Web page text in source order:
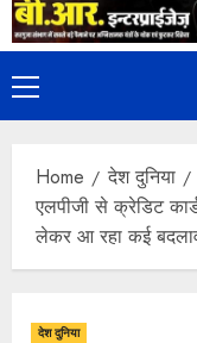
Home
देश दुनिया
एलपीजी से क्रेडिट
लेकर आ रहा कई
देश दुनिया